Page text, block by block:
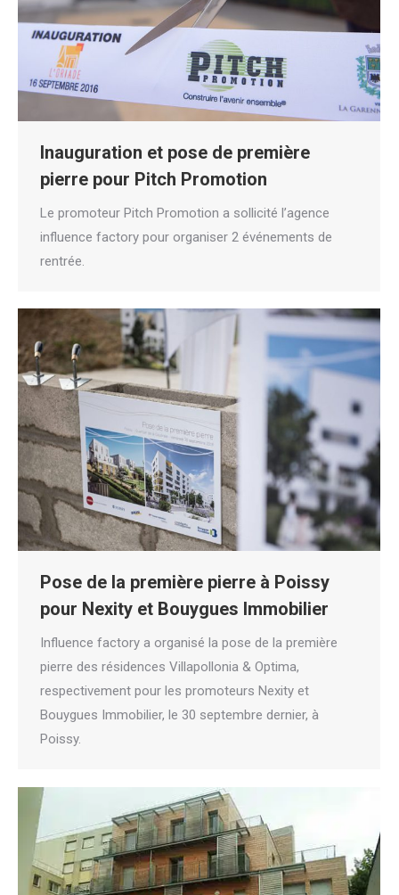
Inauguration et pose de première
pierre pour Pitch Promotion
Le promoteur Pitch Promotion a sollicité l’agence
influence factory pour organiser 2 événements de
rentrée.
Pose de la première pierre à Poissy
pour Nexity et Bouygues Immobilier
Influence factory a organisé la pose de la première
pierre des résidences Villapollonia & Optima,
respectivement pour les promoteurs Nexity et
Bouygues Immobilier, le 30 septembre dernier, à
Poissy.